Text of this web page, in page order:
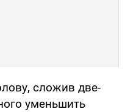
сложив две-
уменьшить